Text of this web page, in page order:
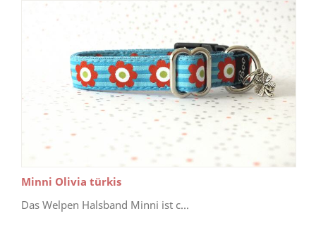
Minni Olivia türkis
Das Welpen Halsband Minni ist c...